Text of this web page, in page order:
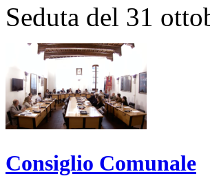
Seduta del 31
Consiglio Comunale